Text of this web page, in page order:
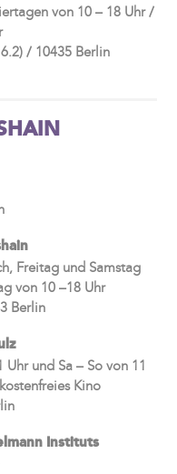
von 10 – 18 Uhr /
/ 10435 Berlin
Freitag und Samstag
von 10 –18 Uhr
Berlin
und Sa – So von 11
Kino
Instituts